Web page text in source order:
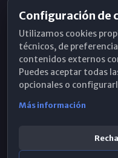
Configuración de
Utilizamos cookies
técnicos, de
contenidos externos
Puedes aceptar todas
opcionales o
Más información